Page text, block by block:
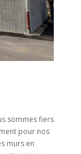
sommes fiers
pour nos
murs en